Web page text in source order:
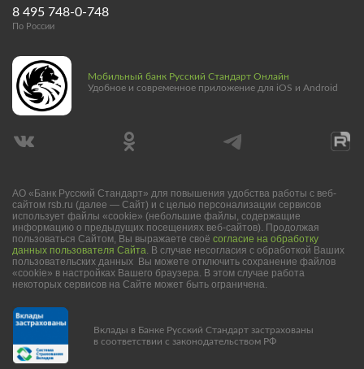
8 495 748-0-748
По России
Мобильный банк Русский Стандарт Онлайн
Удобное и современное приложение для iOS и Android
АО «Банк Русский Стандарт» для повышения удобства работы с веб-
сайтом rsb.ru (далее — Сайт) и с целью персонализации сервисов
использует файлы «cookie» (небольшие файлы, содержащие
информацию о предыдущих посещениях веб-сайтов). Продолжая
пользоваться Сайтом, Вы выражаете своё согласие на обработку
данных пользователя Сайта. В случае несогласия с обработкой Ваших
пользовательских данных Вы можете отключить сохранение файлов
«cookie» в настройках Вашего браузера. В этом случае работа
некоторых сервисов на Сайте может быть ограничена.
Вклады в Банке Русский Стандарт застрахованы
в соответствии с законодательством РФ